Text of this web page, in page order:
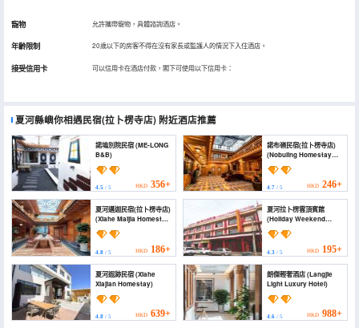
寵物 允許攜帶寵物，具體諮詢酒店。
年齡限制 20歲以下的房客不得在沒有家長或監護人的情況下入住酒店。
接受信用卡 可以信用卡在酒店付款，閣下可使用以下信用卡：
夏河縣嶼你相遇民宿(拉卜楞寺店) 附近酒店推薦
諾塢別院民宿 (ME-LONG
B&B)
4.5 / 5 HKD 356+
諾布嶺民宿(拉卜楞寺店)
(Nobuling Homestay
(Labrang Monastery))
4.7/ 5 HKD 246+
夏河邁迦民宿(拉卜楞寺店)
(Xiahe Maijia Homestay
(Labolengsi))
4.8 / 5 HKD 186+
夏河拉卜楞雲頂賓館
(Holiday Weekend
Hotel)
4.3/ 5 HKD 195+
夏河遐跡民宿 (Xiahe
Xiajian Homestay)
4.8 / 5 HKD 639+
朗傑輕奢酒店 (Langjie
Light Luxury Hotel)
4.6/ 5 HKD 988+